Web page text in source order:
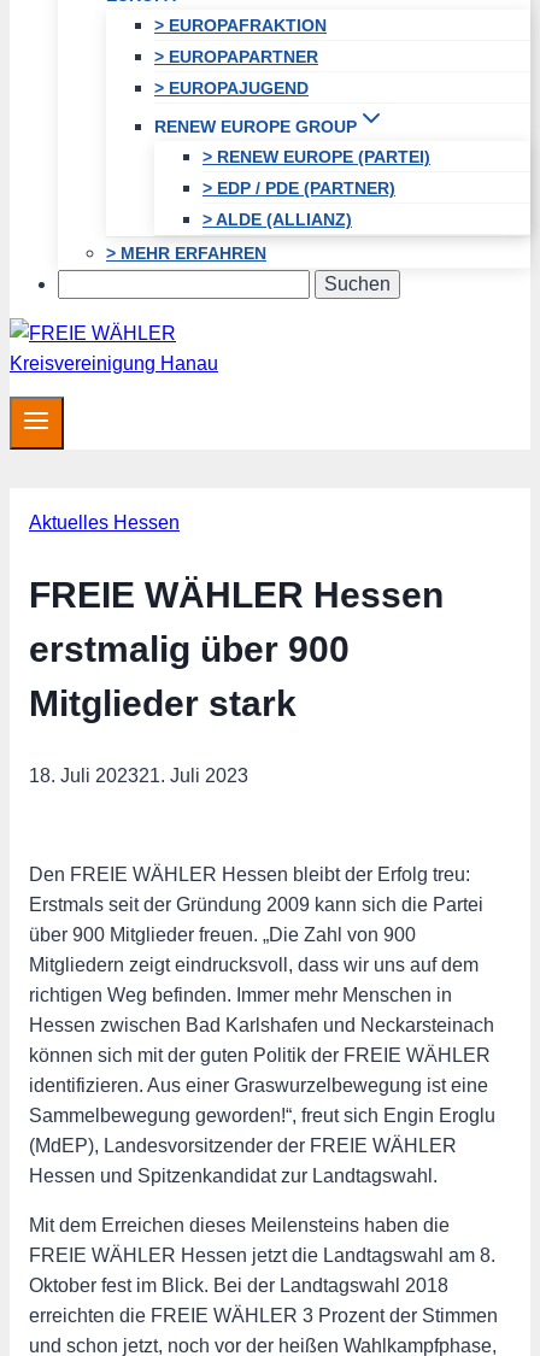
> EUROPAFRAKTION
> EUROPAPARTNER
> EUROPAJUGEND
RENEW EUROPE GROUP
> RENEW EUROPE (PARTEI)
> EDP / PDE (PARTNER)
> ALDE (ALLIANZ)
> MEHR ERFAHREN
Aktuelles Hessen
FREIE WÄHLER Hessen
erstmalig über 900
Mitglieder stark
18. Juli 202321. Juli 2023
Den FREIE WÄHLER Hessen bleibt der Erfolg treu:
Erstmals seit der Gründung 2009 kann sich die Partei
über 900 Mitglieder freuen. „Die Zahl von 900
Mitgliedern zeigt eindrucksvoll, dass wir uns auf dem
richtigen Weg befinden. Immer mehr Menschen in
Hessen zwischen Bad Karlshafen und Neckarsteinach
können sich mit der guten Politik der FREIE WÄHLER
identifizieren. Aus einer Graswurzelbewegung ist eine
Sammelbewegung geworden!“, freut sich Engin Eroglu
(MdEP), Landesvorsitzender der FREIE WÄHLER
Hessen und Spitzenkandidat zur Landtagswahl.
Mit dem Erreichen dieses Meilensteins haben die
FREIE WÄHLER Hessen jetzt die Landtagswahl am 8.
Oktober fest im Blick. Bei der Landtagswahl 2018
erreichten die FREIE WÄHLER 3 Prozent der Stimmen
und schon jetzt, noch vor der heißen Wahlkampfphase,